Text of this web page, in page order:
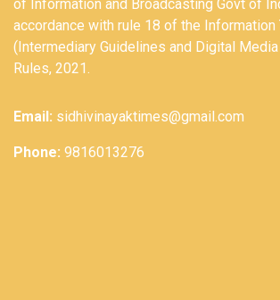
of Information and Broadcasting Govt of
accordance with rule 18 of the Information
(Intermediary Guidelines and Digital
Rules, 2021.
Email: sidhivinayaktimes@gmail.com
Phone: 9816013276